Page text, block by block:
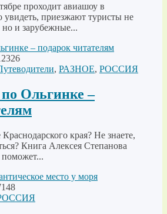
проходит авиашоу в
увидеть, приезжают туристы не
но и зарубежные...
, РАЗНОЕ, РОССИЯ
Ольгинке –
края? Не знаете,
Книга Алексея Степанова